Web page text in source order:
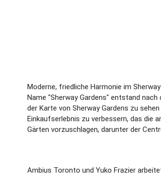
Moderne, friedliche Harmonie im
Name "Sherway Gardens" entstand
der Karte von Sherway Gardens zu
Einkaufserlebnis zu verbessern, das die
Gärten vorzuschlagen, darunter der
Ambius Toronto und Yuko Frazier